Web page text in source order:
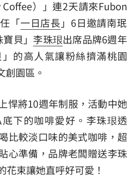
Coffee）」連2天請來Fubon
「一日店長 」6日邀請南珉
貝」 李珠珢出席品牌6週年
的高人氣讓粉絲擠滿桃園
創園區。
悍將10週年制服，活動中她
下的咖啡愛好。李珠珢透
比較淡口味的美式咖啡，超
心準備，品牌老闆贈送李珠
花束讓她直呼好可愛！